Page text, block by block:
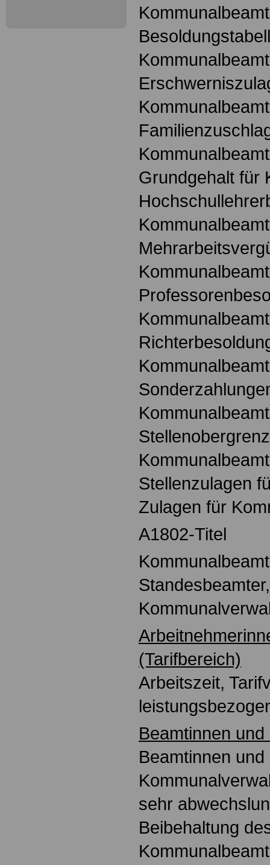
Grundgehalt für
Stellenzulagen
Zulagen für
A1802-Titel
(Tarifbereich)
Arbeitszeit,
Beamtinnen
Beamtinnen
sehr
Beibehaltung